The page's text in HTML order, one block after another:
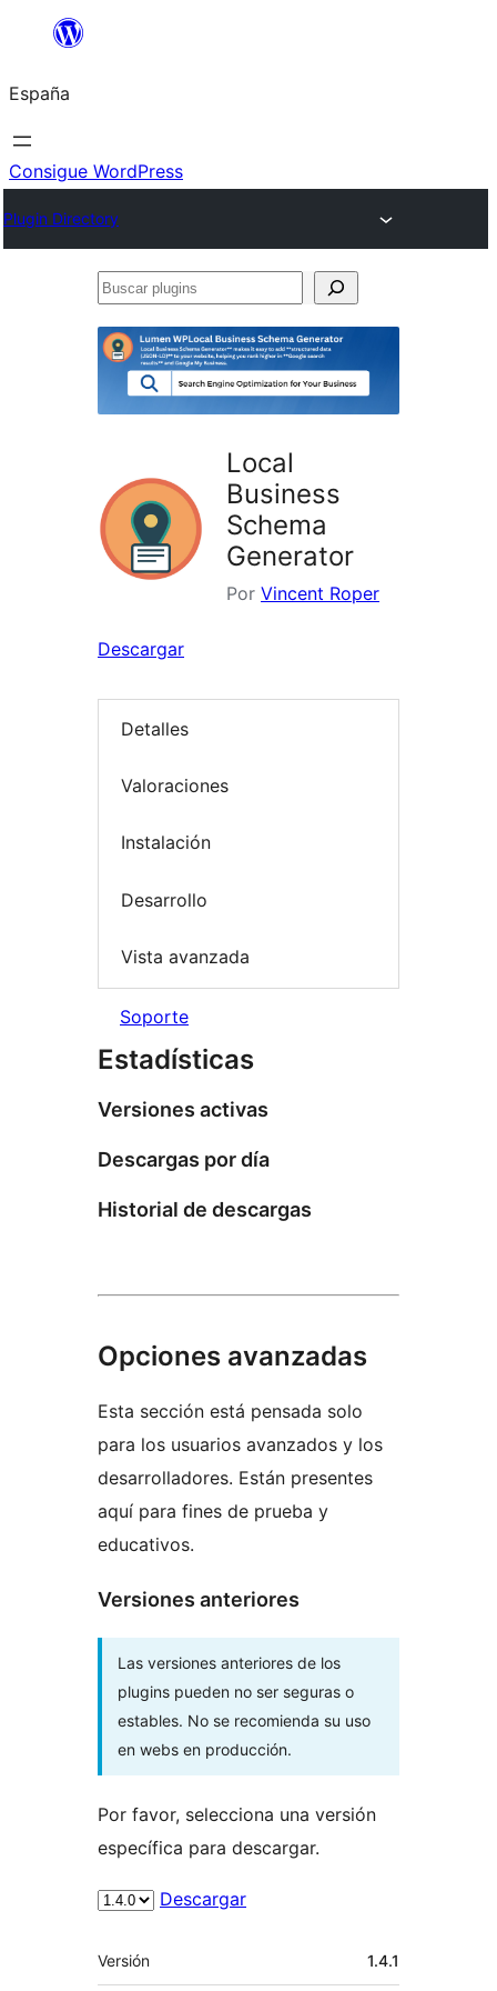
Saltar
contenido
España
Consigue WordPress
Plugin Directory
Buscar
Local
Business
Schema
Generator
Por Vincent Roper
Descargar
Detalles
Valoraciones
Instalación
Desarrollo
Vista avanzada
Soporte
Estadísticas
Versiones activas
Descargas por día
Historial de descargas
Opciones avanzadas
Esta sección está pensada solo
para los usuarios avanzados y los
desarrolladores. Están presentes
aquí para fines de prueba y
educativos.
Versiones anteriores
Las versiones anteriores de los
plugins pueden no ser seguras o
estables. No se recomienda su uso
en webs en producción.
Por favor, selecciona una versión
específica para descargar.
Descargar
Meta
Versión 1.4.1